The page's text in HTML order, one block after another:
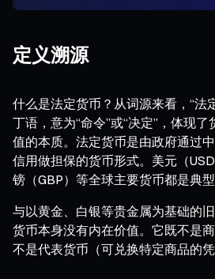
定义溯源
什么是法定货币？从词源来看，“法
丁语，意为“命令”或“决定”，体现
值的本质。法定货币是由政府通过
信用做担保的货币形式。美元（
镑（GBP）等全球主要货币都是典型
与以黄金、白银等贵金属为基础的
货币本身没有内在价值。它既不是
不是代表货币（可兑换特定商品的凭